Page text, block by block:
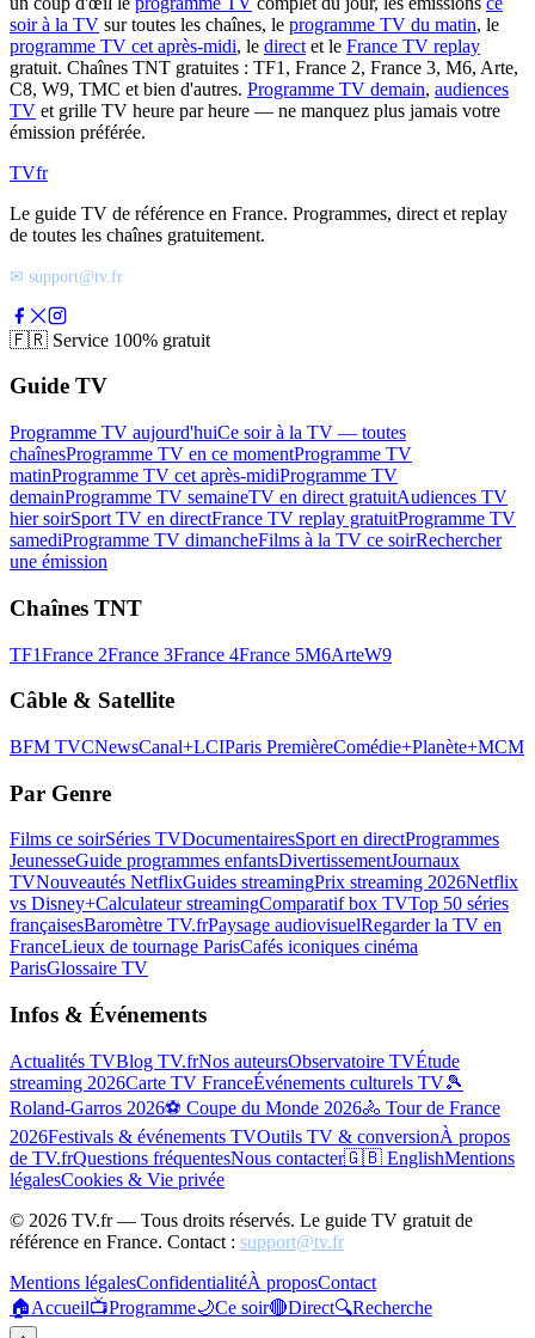
soir à la TV sur toutes les chaînes, le programme TV du matin, le
programme TV cet après-midi, le direct et le France TV replay
gratuit. Chaînes TNT gratuites : TF1, France 2, France 3, M6, Arte,
C8, W9, TMC et bien d'autres. Programme TV demain, audiences
TV et grille TV heure par heure — ne manquez plus jamais votre
émission préférée.
TVfr
Le guide TV de référence en France. Programmes, direct et replay
de toutes les chaînes gratuitement.
✉ support@tv.fr
🇫🇷 Service 100% gratuit
Guide TV
Programme TV aujourd'huiCe soir à la TV — toutes
chaînesProgramme TV en ce momentProgramme TV
matinProgramme TV cet après-midiProgramme TV
demainProgramme TV semaineTV en direct gratuitAudiences TV
hier soirSport TV en directFrance TV replay gratuitProgramme TV
samediProgramme TV dimancheFilms à la TV ce soirRechercher
une émission
Chaînes TNT
TF1France 2France 3France 4France 5M6ArteW9
Câble & Satellite
BFM TVCNewsCanal+LCIParis PremièreComédie+Planète+MCM
Par Genre
Films ce soirSéries TVDocumentairesSport en directProgrammes
JeunesseGuide programmes enfantsDivertissementJournaux
TVNouveautés NetflixGuides streamingPrix streaming 2026Netflix
vs Disney+Calculateur streamingComparatif box TVTop 50 séries
françaisesBaromètre TV.frPaysage audiovisuelRegarder la TV en
FranceLieux de tournage ParisCafés iconiques cinéma
ParisGlossaire TV
Infos & Événements
Actualités TVBlog TV.frNos auteursObservatoire TVÉtude
streaming 2026Carte TV FranceÉvénements culturels TV🎾
Roland-Garros 2026⚽ Coupe du Monde 2026🚴 Tour de France
2026Festivals & événements TVOutils TV & conversionÀ propos
de TV.frQuestions fréquentesNous contacter🇬🇧 EnglishMentions
légalesCookies & Vie privée
© 2026 TV.fr — Tous droits réservés. Le guide TV gratuit de
référence en France. Contact : support@tv.fr
Mentions légalesConfidentialitéÀ proposContact
🏠Accueil📺Programme🌙Ce soir🔴Direct🔍Recherche